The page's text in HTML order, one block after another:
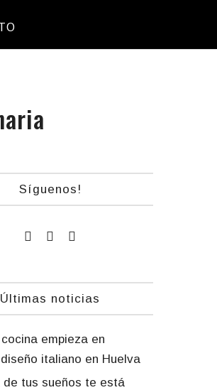
Síguenos!
Últimas noticias
empieza en
italiano en Huelva
de tus sueños te está